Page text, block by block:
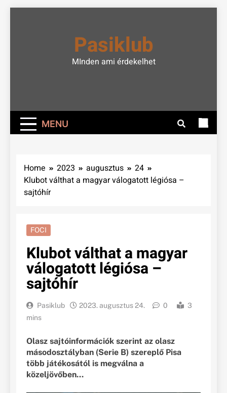
Pasiklub
MInden ami érdekelhet
MENU
Home 2023 augusztus
24
Klubot válthat a magyar válogatott légiósa –
sajtóhír
FOCI
Klubot válthat a magyar
válogatott légiósa –
sajtóhír
Pasiklub 2023. augusztus 24. 0
3
mins
Olasz sajtóinformációk szerint az olasz
másodosztályban (Serie B) szereplő Pisa
több játékosától is megválna a
közeljövőben…